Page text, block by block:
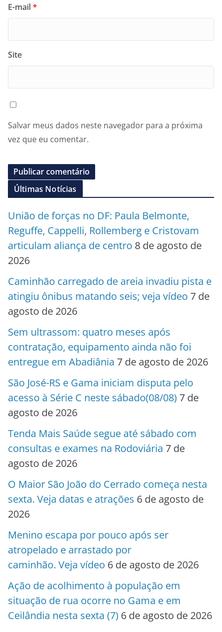
E-mail*
Site
Salvar meus dados neste navegador para a próxima
vez que eu comentar.
Últimas Notícias
União de forças no DF: Paula Belmonte,
Reguffe, Cappelli, Rollemberg e Cristovam
articulam aliança de centro 8 de agosto de
2026
Caminhão carregado de areia invadiu pista e
atingiu ônibus matando seis; veja vídeo 7 de
agosto de 2026
Sem ultrassom: quatro meses após
contratação, equipamento ainda não foi
entregue em Abadiânia 7 de agosto de 2026
São José-RS e Gama iniciam disputa pelo
acesso à Série C neste sábado(08/08) 7 de
agosto de 2026
Tenda Mais Saúde segue até sábado com
consultas e exames na Rodoviária 7 de
agosto de 2026
O Maior São João do Cerrado começa nesta
sexta. Veja datas e atrações 6 de agosto de
2026
Menino escapa por pouco após ser
atropelado e arrastado por
caminhão. Veja vídeo 6 de agosto de 2026
Ação de acolhimento à população em
situação de rua ocorre no Gama e em
Ceilândia nesta sexta (7) 6 de agosto de 2026